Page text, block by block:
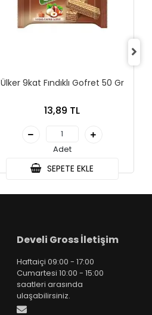
Ülker 9kat Fındıklı Gofret 50 Gr
13,89 TL
Adet
SEPETE EKLE
Develi Gross İletişim
Haftaiçi 09:00 - 17:00
Cumartesi 10:00 - 15:00
saatleri arasında
ulaşabilirsiniz.